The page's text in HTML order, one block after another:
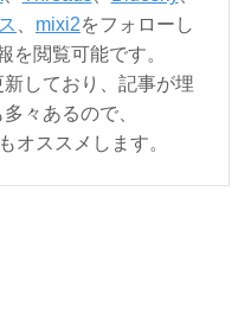
mixi2をフォローし
を閲覧可能です。
しており、記事が埋
々あるので、
オススメします。